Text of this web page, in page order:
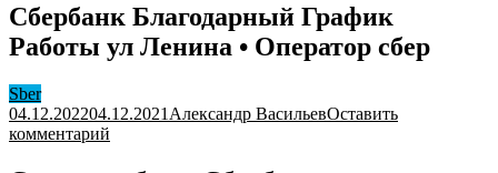
Сбербанк Благодарный График
Работы ул Ленина • Оператор сбер
Sber
04.12.202204.12.2021 Александр ВасильевОставить
комментарий